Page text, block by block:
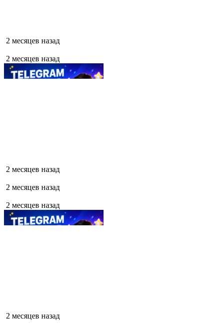
2 месяцев назад
2 месяцев назад
2 месяцев назад
2 месяцев назад
2 месяцев назад
2 месяцев назад